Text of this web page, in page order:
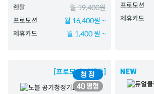
렌탈
월 19,400원
프로모션 월 16,400원 ~
제휴카드 월 1,400 원 ~
프로모션
제휴카드
[프로모션 진행중]